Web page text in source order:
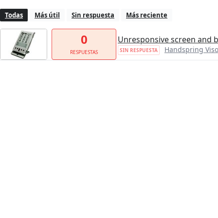
Todas Más útil Sin respuesta Más reciente
0
RESPUESTAS
Unresponsive screen and
SIN RESPUESTA Handspring